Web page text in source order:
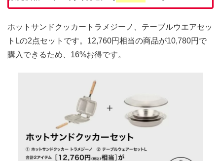
ホットサンドクッカートラメジーノ、テーブルウエアセッ
トLの2点セットです。12,760円相当の商品が10,780円で
購入できるため、16%お得です。